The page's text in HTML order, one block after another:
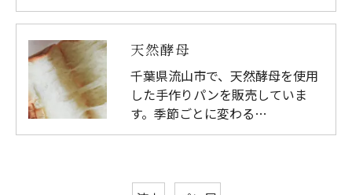
天然酵母
千葉県流山市で、天然酵母を使用
した手作りパンを販売していま
す。季節ごとに変わる…